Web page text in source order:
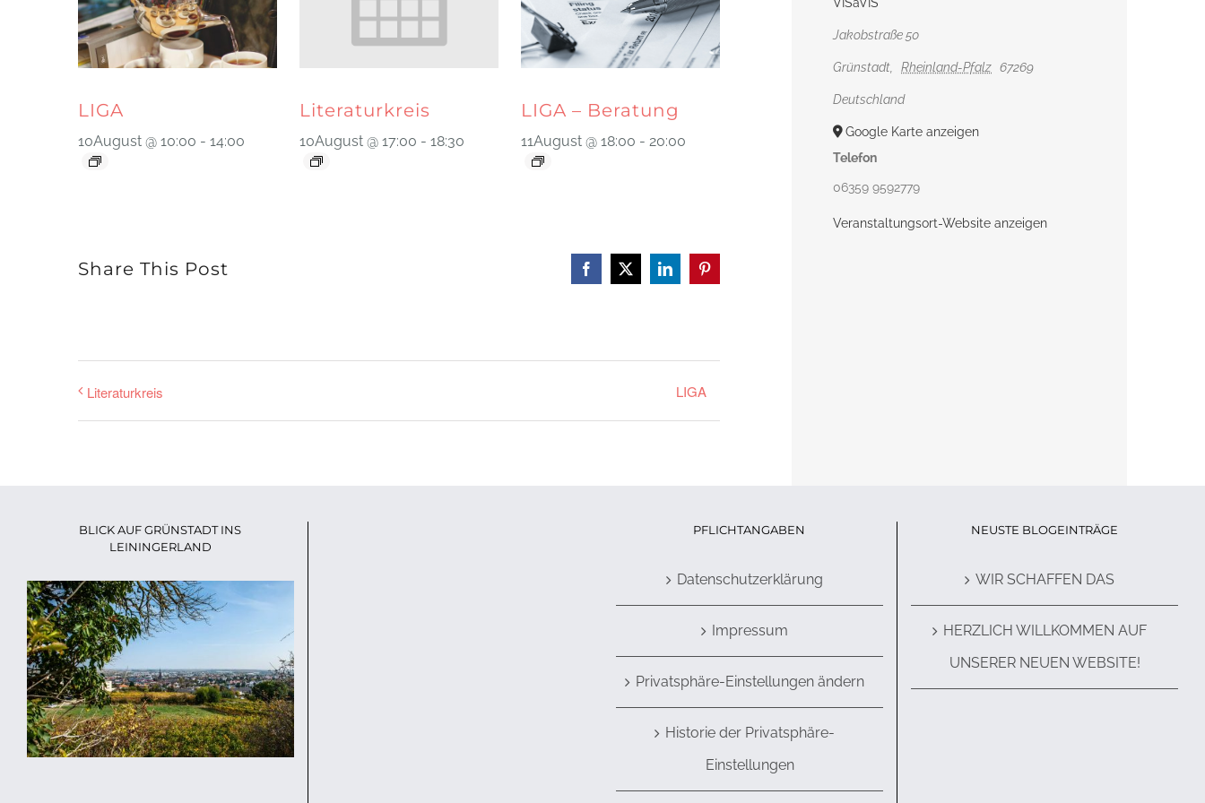
LIGA
10August @ 10:00 - 14:00
Literaturkreis
10August @ 17:00 - 18:30
LIGA – Beratung
11August @ 18:00 - 20:00
Share This Post Facebook
X LinkedInPinterest
Literaturkreis LIGA
Jakobstraße 50
Grünstadt Rheinland-Pfalz 67269
Deutschland
Google Karte anzeigen
Telefon
06359 9592779
Veranstaltungsort-Website anzeigen
BLICK AUF GRÜNSTADT INS
LEININGERLAND
PFLICHTANGABEN
Datenschutzerklärung
Impressum
Privatsphäre-Einstellungen ändern
Historie der Privatsphäre-
Einstellungen
NEUSTE BLOGEINTRÄGE
WIR SCHAFFEN DAS
HERZLICH WILLKOMMEN AUF
UNSERER NEUEN WEBSITE!